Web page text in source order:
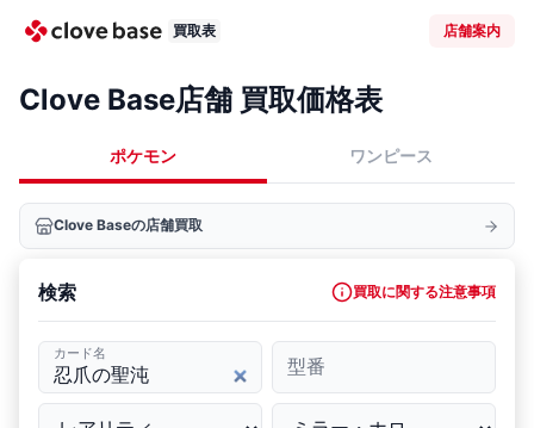
買取表 店舗案内
Clove Base店舗 買取価格表
ポケモン ワンピース
Clove Baseの店舗買取
検索 買取に関する注意事項
カード名
型番